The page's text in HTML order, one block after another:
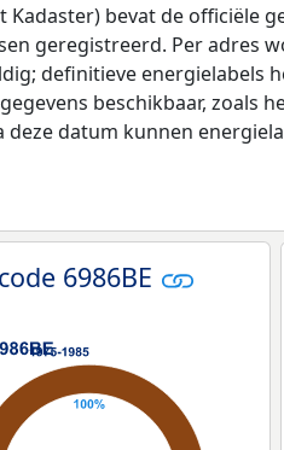
bevat de
geregistreerd. Per adres
definitieve energielabels
beschikbaar, zoals
datum kunnen
6986BE